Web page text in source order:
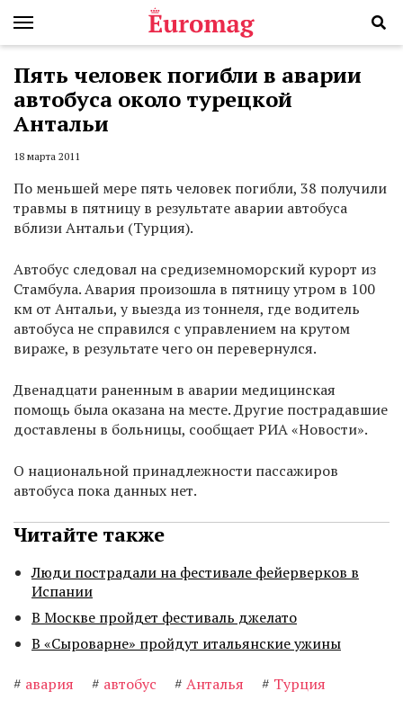
Пять человек погибли в аварии
автобуса около турецкой
Антальи
18 марта 2011
По меньшей мере пять человек погибли, 38 получили
травмы в пятницу в результате аварии автобуса
вблизи Антальи (Турция).
Автобус следовал на средиземноморский курорт из
Стамбула. Авария произошла в пятницу утром в 100
км от Антальи, у выезда из тоннеля, где водитель
автобуса не справился с управлением на крутом
вираже, в результате чего он перевернулся.
Двенадцати раненным в аварии медицинская
помощь была оказана на месте. Другие пострадавшие
доставлены в больницы, сообщает РИА «Новости».
О национальной принадлежности пассажиров
автобуса пока данных нет.
Читайте также
Люди пострадали на фестивале фейерверков в
Испании
В Москве пройдет фестиваль джелато
В «Сыроварне» пройдут итальянские ужины
# авария # автобус # Анталья # Турция